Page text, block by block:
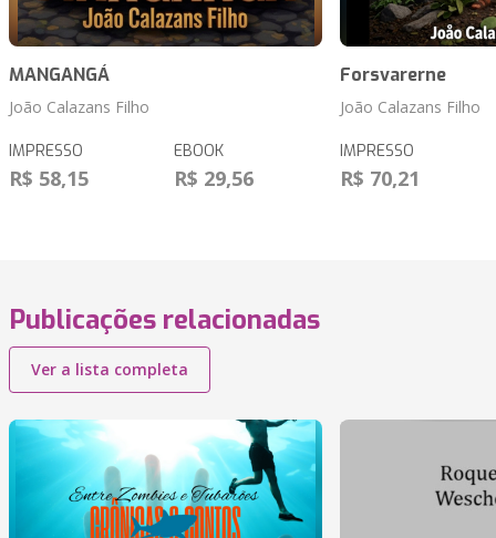
MANGANGÁ
João Calazans Filho
IMPRESSO
R$ 58,15
EBOOK
R$ 29,56
Forsvarerne
João Calazans Filho
IMPRESSO
R$ 70,21
Publicações relacionadas
Ver a lista completa